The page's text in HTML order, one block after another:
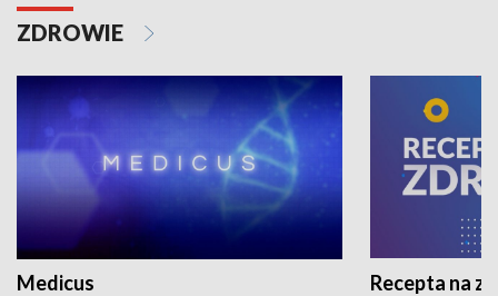
ZDROWIE
Medicus Recepta na